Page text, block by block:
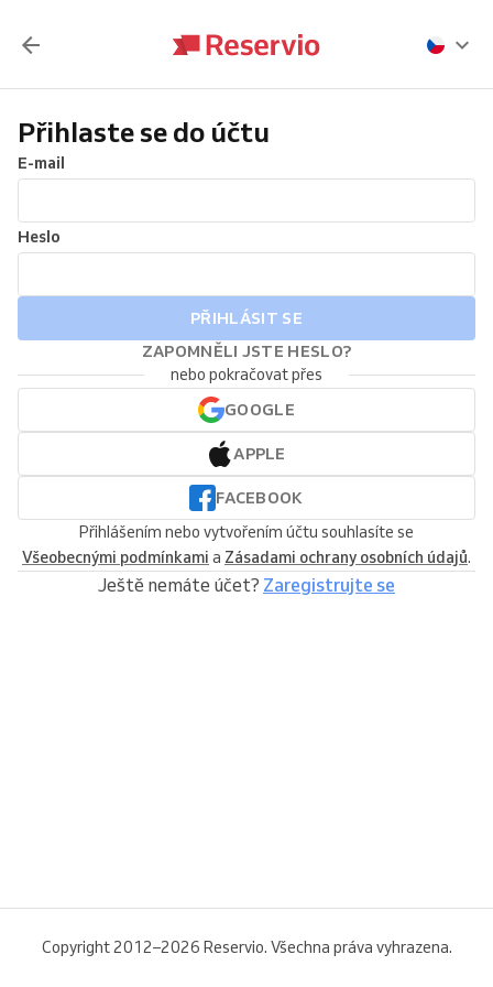
Přihlaste se do účtu
E-mail
Heslo
PŘIHLÁSIT SE
ZAPOMNĚLI JSTE HESLO?
nebo pokračovat přes
GOOGLE
APPLE
FACEBOOK
Přihlášením nebo vytvořením účtu souhlasíte se
Všeobecnými podmínkami a Zásadami ochrany osobních údajů.
Ještě nemáte účet? Zaregistrujte se
Copyright 2012–2026 Reservio. Všechna práva vyhrazena.